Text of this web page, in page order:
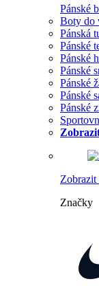
Pánské
Boty do
Pánská
Pánské
Pánské
Pánské
Pánské
Pánské
Pánské
Značky